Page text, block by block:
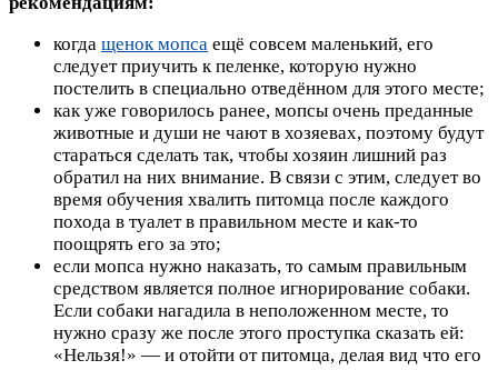
когда щенок мопса ещё совсем маленький, его
следует приучить к пеленке, которую нужно
постелить в специально отведённом для этого месте;
как уже говорилось ранее, мопсы очень преданные
животные и души не чают в хозяевах, поэтому будут
стараться сделать так, чтобы хозяин лишний раз
обратил на них внимание. В связи с этим, следует во
время обучения хвалить питомца после каждого
похода в туалет в правильном месте и как-то
поощрять его за это;
если мопса нужно наказать, то самым правильным
средством является полное игнорирование собаки.
Если собаки нагадила в неположенном месте, то
нужно сразу же после этого проступка сказать ей:
«Нельзя!» — и отойти от питомца, делая вид что его